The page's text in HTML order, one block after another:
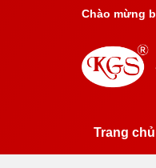
Rất nhiều ưu
Trang chủ